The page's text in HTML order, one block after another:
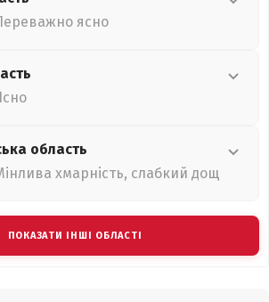
ясно
область
хмарність, слабкий дощ
ПОКАЗАТИ ІНШІ ОБЛАСТІ